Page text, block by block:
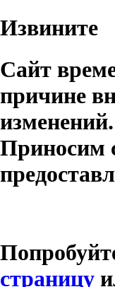
Извините
Сайт
причине
изменений.
Приносим
страницу